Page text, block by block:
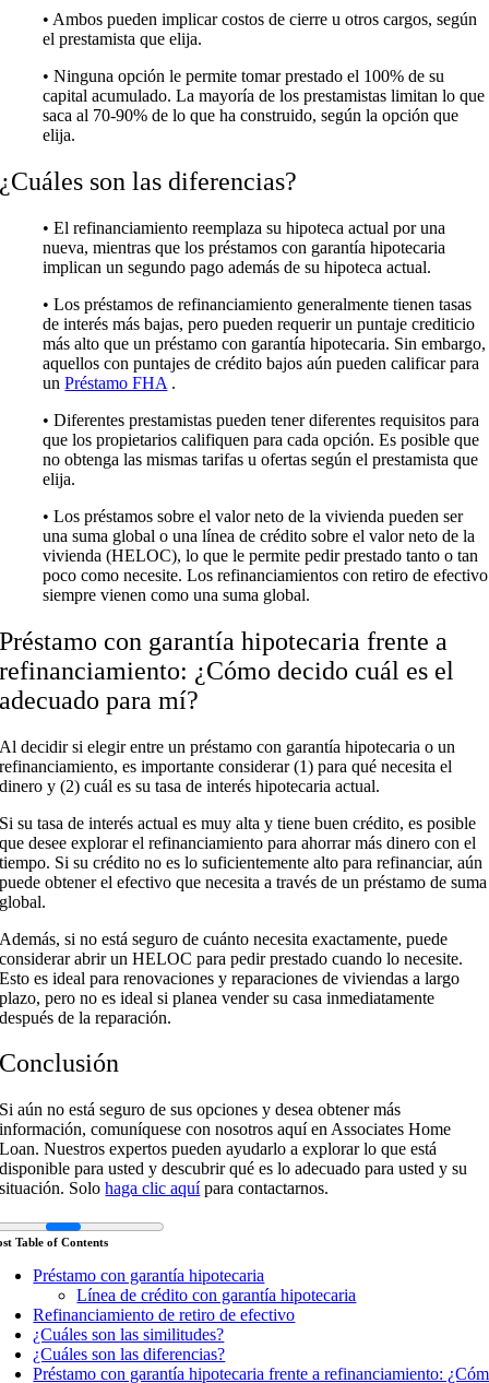
• Ambos pueden implicar costos de cierre u otros cargos, según
el prestamista que elija.
• Ninguna opción le permite tomar prestado el 100% de su
capital acumulado. La mayoría de los prestamistas limitan lo que
saca al 70-90% de lo que ha construido, según la opción que
elija.
¿Cuáles son las diferencias?
• El refinanciamiento reemplaza su hipoteca actual por una
nueva, mientras que los préstamos con garantía hipotecaria
implican un segundo pago además de su hipoteca actual.
• Los préstamos de refinanciamiento generalmente tienen tasas
de interés más bajas, pero pueden requerir un puntaje crediticio
más alto que un préstamo con garantía hipotecaria. Sin embargo,
aquellos con puntajes de crédito bajos aún pueden calificar para
unPréstamo FHA .
• Diferentes prestamistas pueden tener diferentes requisitos para
que los propietarios califiquen para cada opción. Es posible que
no obtenga las mismas tarifas u ofertas según el prestamista que
elija.
• Los préstamos sobre el valor neto de la vivienda pueden ser
una suma global o una línea de crédito sobre el valor neto de la
vivienda (HELOC), lo que le permite pedir prestado tanto o tan
poco como necesite. Los refinanciamientos con retiro de efectivo
siempre vienen como una suma global.
Préstamo con garantía hipotecaria frente a
refinanciamiento: ¿Cómo decido cuál es el
adecuado para mí?
Al decidir si elegir entre un préstamo con garantía hipotecaria o un
refinanciamiento, es importante considerar (1) para qué necesita el
dinero y (2) cuál es su tasa de interés hipotecaria actual.
Si su tasa de interés actual es muy alta y tiene buen crédito, es posible
que desee explorar el refinanciamiento para ahorrar más dinero con el
tiempo. Si su crédito no es lo suficientemente alto para refinanciar, aún
puede obtener el efectivo que necesita a través de un préstamo de suma
global.
Además, si no está seguro de cuánto necesita exactamente, puede
considerar abrir un HELOC para pedir prestado cuando lo necesite.
Esto es ideal para renovaciones y reparaciones de viviendas a largo
plazo, pero no es ideal si planea vender su casa inmediatamente
después de la reparación.
Conclusión
Si aún no está seguro de sus opciones y desea obtener más
información, comuníquese con nosotros aquí en Associates Home
Loan. Nuestros expertos pueden ayudarlo a explorar lo que está
disponible para usted y descubrir qué es lo adecuado para usted y su
situación. Solohaga clic aquí para contactarnos.
Table of Contents
Préstamo con garantía hipotecaria
Línea de crédito con garantía hipotecaria
Refinanciamiento de retiro de efectivo
¿Cuáles son las similitudes?
¿Cuáles son las diferencias?
Préstamo con garantía hipotecaria frente a refinanciamiento: